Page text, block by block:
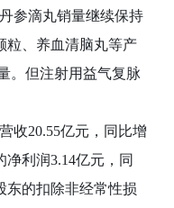
参滴丸销量继续保持
粒
养血清脑丸等产
。 但注射用益气复脉
营收20.55亿元 ， 同比增
净利润3.14亿元 ， 同
东的扣除非经常性损